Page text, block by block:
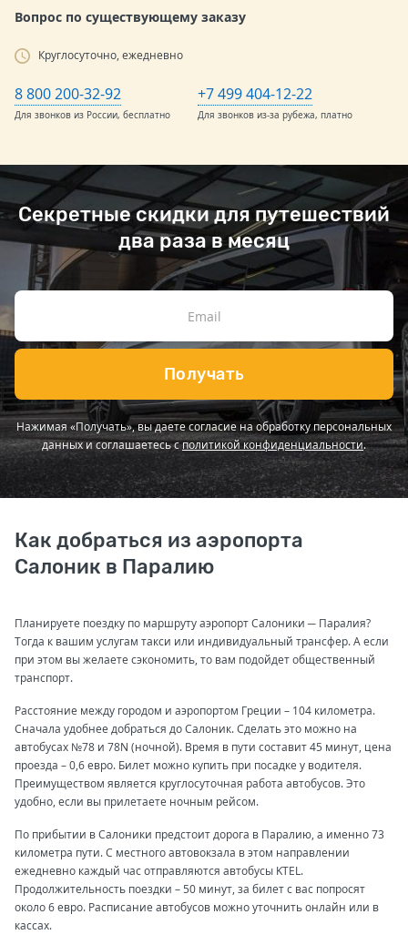
Вопрос по существующему заказу
Круглосуточно, ежедневно
8 800 200-32-92
Для звонков из России, бесплатно
+7 499 404-12-22
Для звонков из-за рубежа, платно
Секретные скидки для путешествий
два раза в месяц
Получать
Нажимая «Получать», вы даете согласие на обработку персональных
данных и соглашаетесь сполитикой конфиденциальности.
Как добраться из аэропорта
Салоник в Паралию
Планируете поездку по маршруту аэропорт Салоники ─ Паралия?
Тогда к вашим услугам такси или индивидуальный трансфер. А если
при этом вы желаете сэкономить, то вам подойдет общественный
транспорт.
Расстояние между городом и аэропортом Греции – 104 километра.
Сначала удобнее добраться до Салоник. Сделать это можно на
автобусах №78 и 78N (ночной). Время в пути составит 45 минут, цена
проезда – 0,6 евро. Билет можно купить при посадке у водителя.
Преимуществом является круглосуточная работа автобусов. Это
удобно, если вы прилетаете ночным рейсом.
По прибытии в Салоники предстоит дорога в Паралию, а именно 73
километра пути. С местного автовокзала в этом направлении
ежедневно каждый час отправляются автобусы KTEL.
Продолжительность поездки – 50 минут, за билет с вас попросят
около 6 евро. Расписание автобусов можно уточнить онлайн или в
кассах.